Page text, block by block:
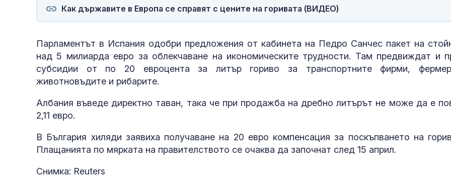
Как държавите в Европа се справят с цените на горивата (ВИДЕО)
Парламентът в Испания одобри предложения от кабинета на Педро Санчес пакет на
над 5 милиарда евро за облекчаване на икономическите трудности. Там предвиждат и
субсидии от по 20 евроцента за литър гориво за транспортните фирми,
животновъдите и рибарите.
Албания въведе директно таван, така че при продажба на дребно литърът не може да е
2,11 евро.
В България хиляди заявиха получаване на 20 евро компенсация за поскъпването на
Плащанията по мярката на правителството се очаква да започнат след 15 април.
Снимка: Reuters
е насилникът
Времето
журналист